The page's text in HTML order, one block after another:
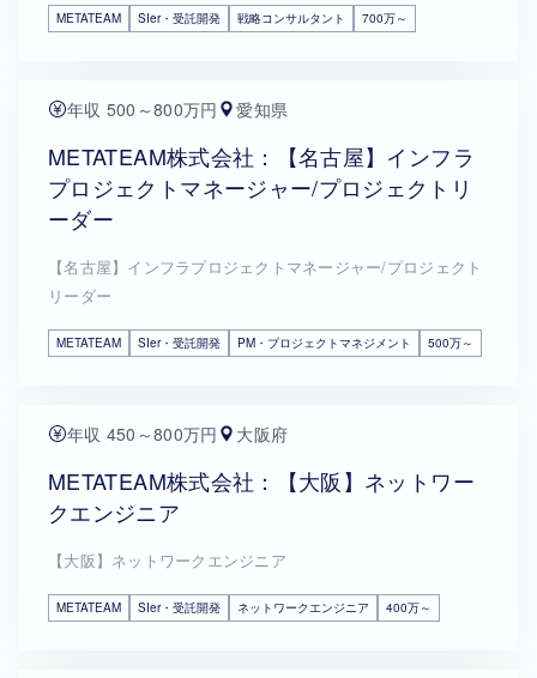
METATEAM SIer・受託開発 戦略コンサルタント 700万～
年収 500～800万円 愛知県
METATEAM株式会社：【名古屋】インフラ
プロジェクトマネージャー/プロジェクトリ
ーダー
【名古屋】インフラプロジェクトマネージャー/プロジェクト
リーダー
METATEAM SIer・受託開発 PM・プロジェクトマネジメント 500万～
年収 450～800万円 大阪府
METATEAM株式会社：【大阪】ネットワー
クエンジニア
【大阪】ネットワークエンジニア
METATEAM SIer・受託開発 ネットワークエンジニア 400万～